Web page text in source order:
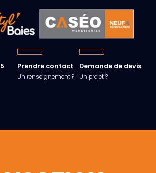
Prendre contact
Un renseignement ?
Demande de devis
Un projet ?